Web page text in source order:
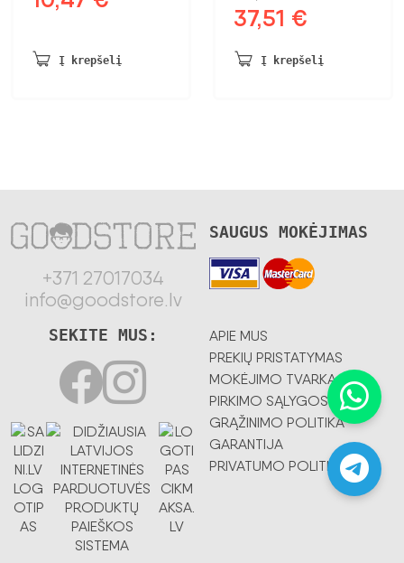
20,13 €.
Į krepšelį
Pradinė
buvo:
37,51 €
37,51 €.
Į krepšelį
+371 27017034
info@goodstore.lv
SAUGUS MOKĖJIMAS
APIE MUS
PREKIŲ PRISTATYMAS
MOKĖJIMO TVARKA
PIRKIMO SĄLYGOS
GRĄŽINIMO POLITIKA
GARANTIJA
PRIVATUMO POLITIKA
SEKITE MUS: